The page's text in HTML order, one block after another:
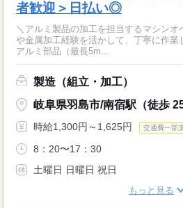
者歓迎＞日払い◎
＼アルミ製品の加工を担当するマシン
や金属加工経験を活かして、丁寧に作
アルミ部品（最長5m...
製造（組立・加工）
岐阜県羽島市/南宿駅（徒歩 25
時給1,300円～1,625円 交通費一部
8：20〜17：30
土曜日 日曜日 祝日
もっと見る